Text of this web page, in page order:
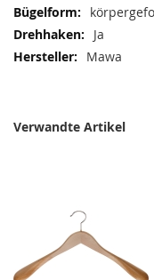
Ja
Mawa
Verwandte Artikel